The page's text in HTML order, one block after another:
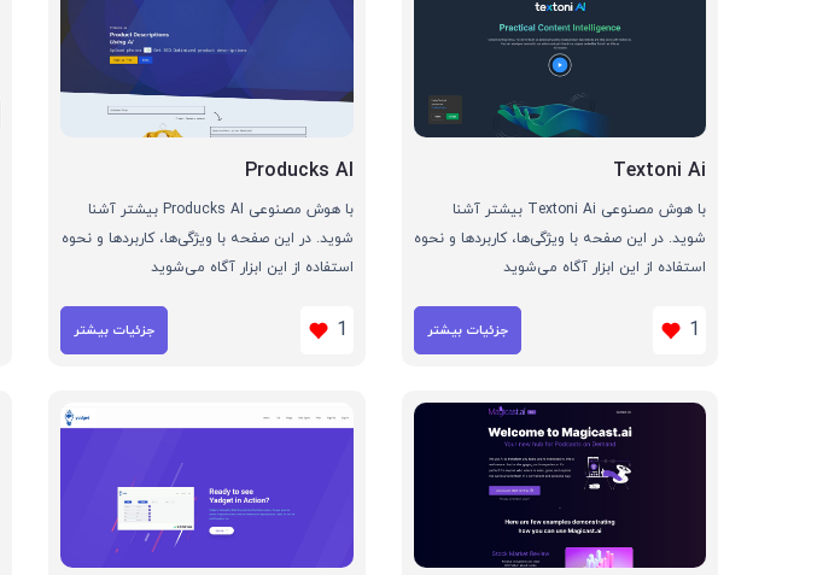
Textoni Ai
با هوش مصنوعی Textoni Ai بیشتر آشنا
شوید. در این صفحه با ویژگی‌ها، کاربردها و نحوه
استفاده از این ابزار آگاه می‌شوید
1 جزئیات بیشتر
Producks AI
با هوش مصنوعی Producks AI بیشتر آشنا
شوید. در این صفحه با ویژگی‌ها، کاربردها و نحوه
استفاده از این ابزار آگاه می‌شوید
1 جزئیات بیشتر